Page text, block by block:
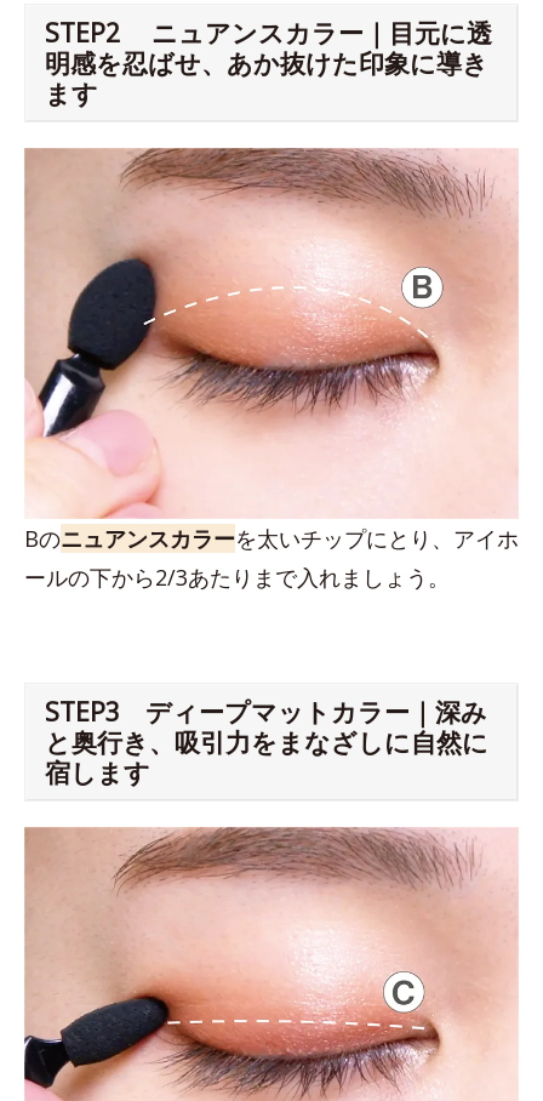
STEP2 ニュアンスカラー｜目元に透
明感を忍ばせ、あか抜けた印象に導き
ます
Bのニュアンスカラーを太いチップにとり、アイホ
ールの下から2/3あたりまで入れましょう。
STEP3 ディープマットカラー｜深み
と奥行き、吸引力をまなざしに自然に
宿します